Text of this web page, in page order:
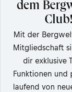
dem
Club!
Mit der
Mitgliedschaft
dir exklusive
Funktionen und
laufend von